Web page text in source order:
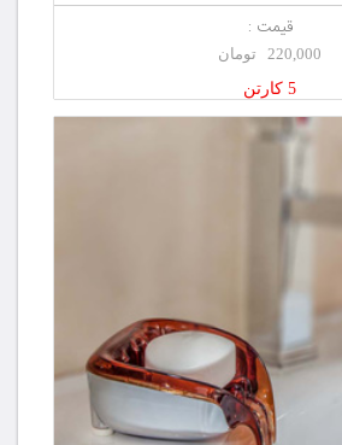
قیمت :
220,000 تومان
5 کارتن